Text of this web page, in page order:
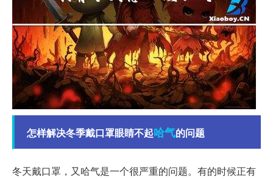
怎样解决冬季戴口罩眼睛不起哈气的问题
冬天戴口罩，又哈气是一个很严重的问题。有的时候正有